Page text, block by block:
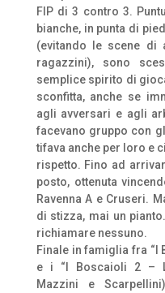
FIP di 3 contro 3.
bianche, in punta di
(evitando le scene di
ragazzini), sono
semplice spirito di
sconfitta, anche se
agli avversari e agli
facevano gruppo con
tifava anche per loro e
rispetto. Fino ad
posto, ottenuta
Ravenna A e Cruseri.
di stizza, mai un
richiamare nessuno.
Finale in famiglia fra “I
e i “I Boscaioli 2 –
Mazzini e